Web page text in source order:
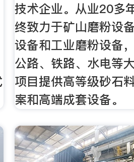
技术企业。从业20多
终致力于矿山磨粉设
设备和工业磨粉设备
公路、铁路、水电等
项目提供高等级砂石
案和高端成套设备。